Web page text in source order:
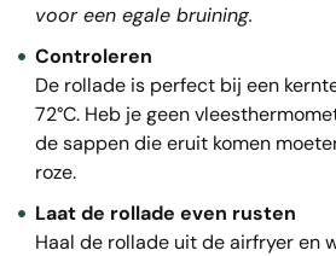
voor een egale bruining.
Controleren
De rollade is perfect bij een
72°C. Heb je geen
de sappen die eruit komen
roze.
Laat de rollade even rusten
Haal de rollade uit de airfryer en